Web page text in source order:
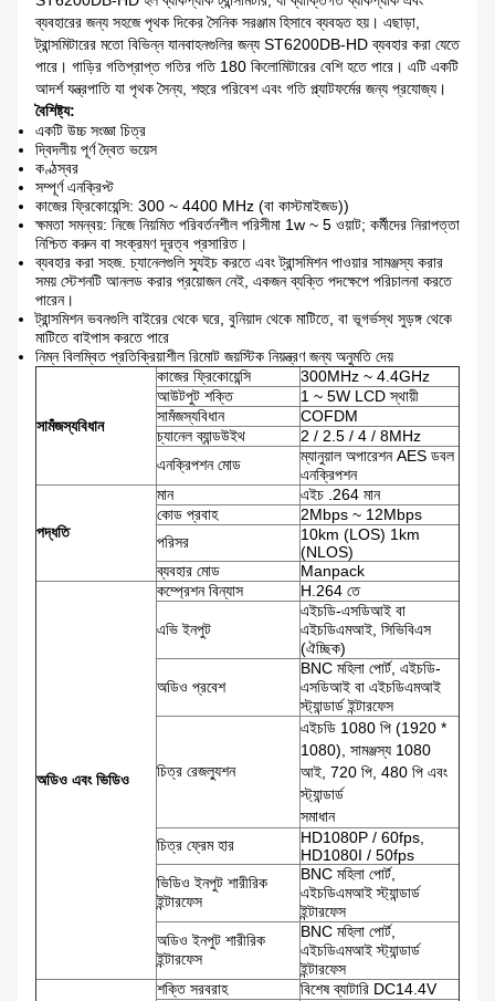
ব্যবহারের জন্য সহজে পৃথক দিকের সৈনিক সরঞ্জাম হিসাবে ব্যবহৃত হয়। এছাড়া,
ট্রান্সমিটারের মতো বিভিন্ন যানবাহনগুলির জন্য ST6200DB-HD ব্যবহার করা যেতে
পারে। গাড়ির গতিপ্রাপ্ত গতির গতি 180 কিলোমিটারের বেশি হতে পারে। এটি একটি
আদর্শ যন্ত্রপাতি যা পৃথক সৈন্য, শহুরে পরিবেশ এবং গতি প্ল্যাটফর্মের জন্য প্রযোজ্য।
বৈশিষ্ট্য:
একটি উচ্চ সংজ্ঞা চিত্র
দ্বিদলীয় পূর্ণ দ্বৈত ভয়েস
কণ্ঠস্বর
সম্পূর্ণ এনক্রিপ্ট
কাজের ফ্রিকোয়েন্সি: 300 ~ 4400 MHz (বা কাস্টমাইজড))
ক্ষমতা সমন্বয়: নিজে নিয়মিত পরিবর্তনশীল পরিসীমা 1w ~ 5 ওয়াট; কর্মীদের নিরাপত্তা
নিশ্চিত করুন বা সংক্রমণ দূরত্ব প্রসারিত।
ব্যবহার করা সহজ. চ্যানেলগুলি স্যুইচ করতে এবং ট্রান্সমিশন পাওয়ার সামঞ্জস্য করার
সময় স্টেশনটি আনলড করার প্রয়োজন নেই, একজন ব্যক্তি পদক্ষেপে পরিচালনা করতে
পারেন।
ট্রান্সমিশন ভবনগুলি বাইরের থেকে ঘরে, বুনিয়াদ থেকে মাটিতে, বা ভূগর্ভস্থ সুড়ঙ্গ থেকে
মাটিতে বাইপাস করতে পারে
নিম্ন বিলম্বিত প্রতিক্রিয়াশীল রিমোট জয়স্টিক নিয়ন্ত্রণ জন্য অনুমতি দেয়
সামঁজস্যবিধান
কাজের ফ্রিকোয়েন্সি
300MHz ~ 4.4GHz
আউটপুট শক্তি
1 ~ 5W LCD স্থায়ী
সামঁজস্যবিধান
COFDM
চ্যানেল ব্যান্ডউইথ
2 / 2.5 / 4 / 8MHz
এনক্রিপশন মোড
ম্যানুয়াল অপারেশন AES ডবল
এনক্রিপশন
পদ্ধতি
মান
এইচ .264 মান
কোড প্রবাহ
2Mbps ~ 12Mbps
পরিসর
10km (LOS) 1km
(NLOS)
ব্যবহার মোড
Manpack
অডিও এবং ভিডিও
কম্প্রেশন বিন্যাস H.264 তে
এভি ইনপুট
এইচডি-এসডিআই বা
এইচডিএমআই, সিভিবিএস
(ঐচ্ছিক)
অডিও প্রবেশ
BNC মহিলা পোর্ট, এইচডি-
এসডিআই বা এইচডিএমআই
স্ট্যান্ডার্ড ইন্টারফেস
চিত্র রেজল্যুশন
এইচডি 1080 পি (1920 *
1080), সামঞ্জস্য 1080
আই, 720 পি, 480 পি এবং
স্ট্যান্ডার্ড
সমাধান
চিত্র ফ্রেম হার
HD1080P / 60fps,
HD1080I / 50fps
ভিডিও ইনপুট শারীরিক
ইন্টারফেস
BNC মহিলা পোর্ট,
এইচডিএমআই স্ট্যান্ডার্ড
ইন্টারফেস
অডিও ইনপুট শারীরিক
ইন্টারফেস
BNC মহিলা পোর্ট,
এইচডিএমআই স্ট্যান্ডার্ড
ইন্টারফেস
শক্তি সরবরাহ
বিশেষ ব্যাটারি DC14.4V